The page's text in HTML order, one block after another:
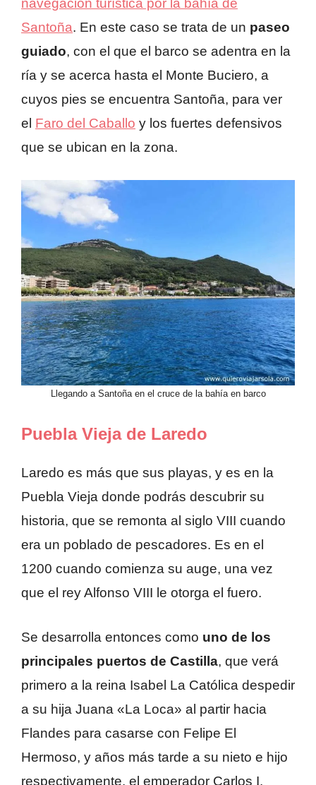
navegación turística por la bahía de
Santoña. En este caso se trata de un paseo
guiado, con el que el barco se adentra en la
ría y se acerca hasta el Monte Buciero, a
cuyos pies se encuentra Santoña, para ver
el Faro del Caballo y los fuertes defensivos
que se ubican en la zona.
Llegando a Santoña en el cruce de la bahía en barco
Puebla Vieja de Laredo
Laredo es más que sus playas, y es en la
Puebla Vieja donde podrás descubrir su
historia, que se remonta al siglo VIII cuando
era un poblado de pescadores. Es en el
1200 cuando comienza su auge, una vez
que el rey Alfonso VIII le otorga el fuero.
Se desarrolla entonces como uno de los
principales puertos de Castilla, que verá
primero a la reina Isabel La Católica despedir
a su hija Juana «La Loca» al partir hacia
Flandes para casarse con Felipe El
Hermoso, y años más tarde a su nieto e hijo
respectivamente, el emperador Carlos I,